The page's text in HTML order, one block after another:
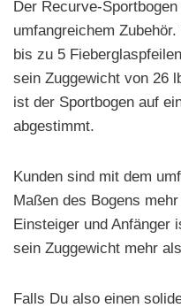
Der Recurve-
umfangreichem
bis zu 5
sein Zuggewicht von 26
ist der Sportbogen auf
abgestimmt.
Kunden sind mit dem
Maßen des Bogens
Einsteiger und Anfänger
sein Zuggewicht mehr
Falls Du also einen